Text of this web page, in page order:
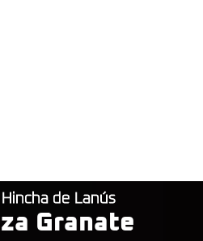
de Lanús
Granate